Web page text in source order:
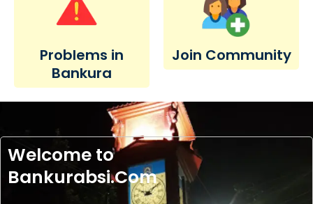
Problems in
Bankura
Join Community
Welcome to
Bankurabsi.Com